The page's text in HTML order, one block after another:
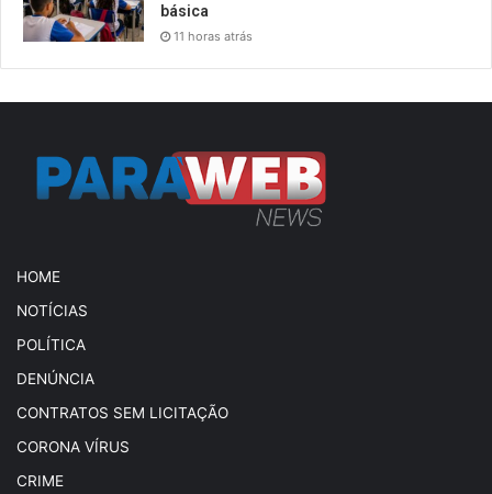
básica
11 horas atrás
HOME
NOTÍCIAS
POLÍTICA
DENÚNCIA
CONTRATOS SEM LICITAÇÃO
CORONA VÍRUS
CRIME